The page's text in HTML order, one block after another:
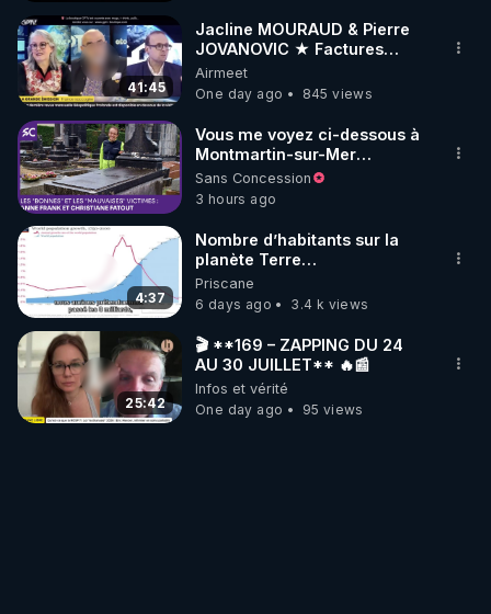
41:45
Jacline MOURAUD & Pierre
JOVANOVIC ★ Factures
Impayées : Où Est Passé Le
Pognon ?
Airmeet
One day ago
845 views
Vous me voyez ci-dessous à
Montmartin-sur-Mer
(Manche), devant la tombe
de la famille Fatout. J’avais
découvert leur histoire en
1992, alors que je préparais
un article sur les
bombardements alliés
meurtriers de l’été 1944. L͟e͟
͟d͟e͟s͟t͟i͟n͟ ͟d͟e͟ ͟M͟l͟l͟e͟ ͟F͟a͟t͟o͟u͟t͟ Dans
son témoignage écrit sur la
destruction de Coutances,
un sauveteur, Alexandre
Caillet, racontait que cinq
jours après la
Sans Concession
3 hours ago
4:37
Nombre d’habitants sur la
planète Terre…
Priscane
6 days ago
3.4 k views
25:42
🎬 **169 – ZAPPING DU 24
AU 30 JUILLET** 🔥📰
Infos et vérité
One day ago
95 views